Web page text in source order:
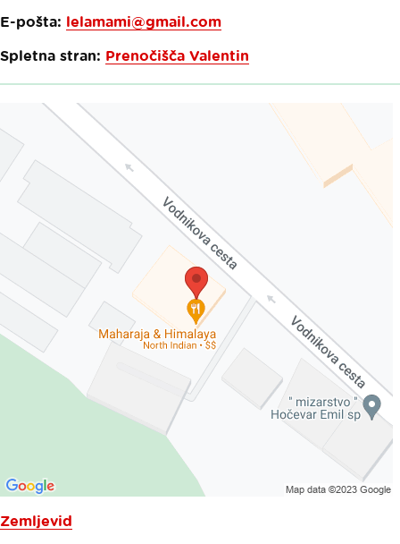
E-pošta: lelamami@gmail.com
Spletna stran: Prenočišča Valentin
Zemljevid